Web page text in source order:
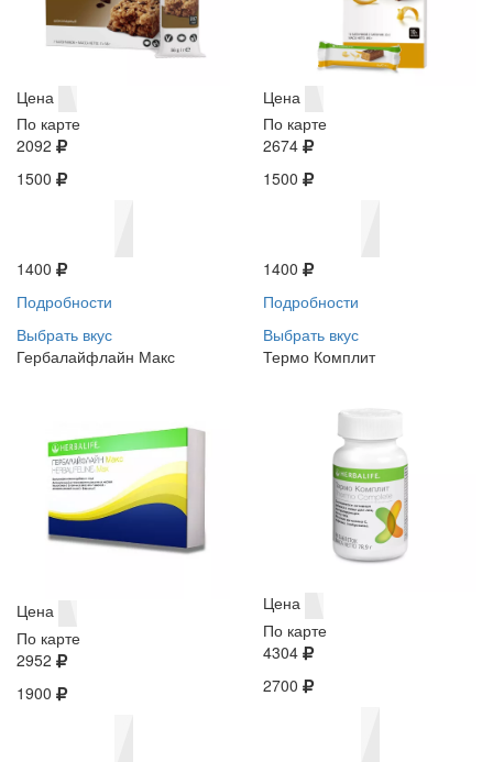
Цена
По карте
2092
1500
1400
Подробности
Выбрать вкус
Цена
По карте
2674
1500
1400
Подробности
Выбрать вкус
Гербалайфлайн Макс
Цена
По карте
2952
1900
Термо Комплит
Цена
По карте
4304
2700